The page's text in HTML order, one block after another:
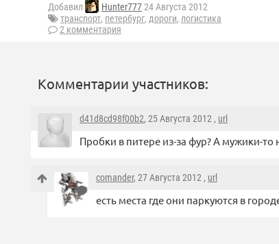
Добавил Hunter77724 Августа 2012
транспорт, петербург, дороги, логистика
2 комментария
Комментарии участников:
d41d8cd98f00b2, 25 Августа 2012 , url
Пробки в питере из-за фур? А мужики-
comander, 27 Августа 2012 , url
есть места где они паркуются в